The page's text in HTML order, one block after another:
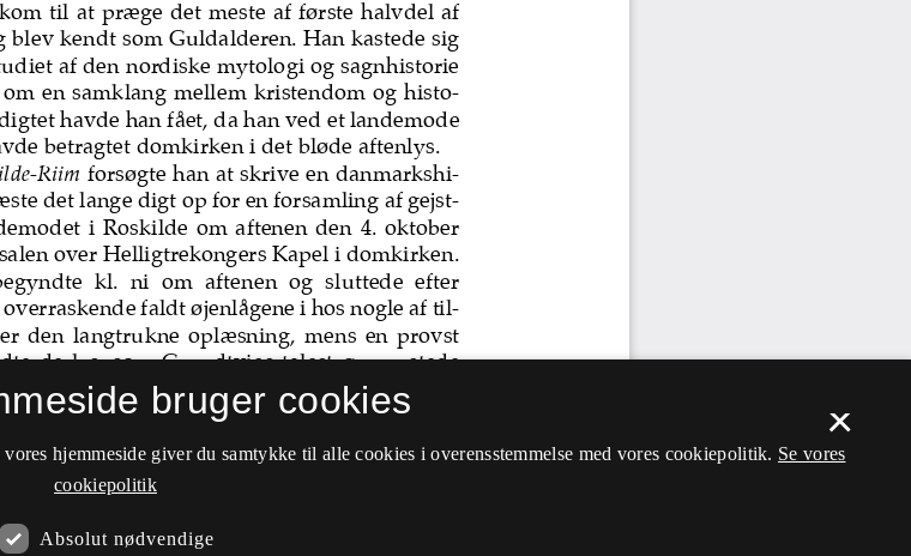
×
bruger cookies
hjemmeside giver du samtykke til alle cookies i overensstemmelse med vores cookiepolitik. Se vores
cookiepolitik
Absolut nødvendige